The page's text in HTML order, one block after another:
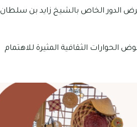
الدور الخاص بالشيخ زايد بن سلطان
الحوارات الثقافية المثيرة للاهتمام